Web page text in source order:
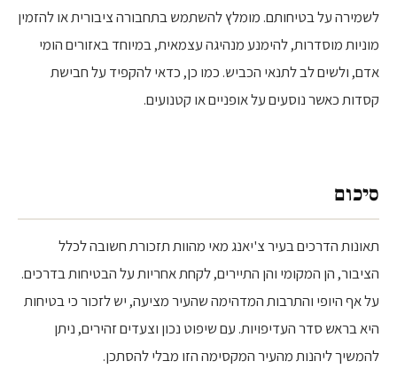
לשמירה על בטיחותם. מומלץ להשתמש בתחבורה ציבורית או להזמין
מוניות מוסדרות, להימנע מנהיגה עצמאית, במיוחד באזורים הומי
אדם, ולשים לב לתנאי הכביש. כמו כן, כדאי להקפיד על חבישת
קסדות כאשר נוסעים על אופניים או קטנועים.
סיכום
תאונות הדרכים בעיר צ'יאנג מאי מהוות תזכורת חשובה לכלל
הציבור, הן המקומי והן התיירים, לקחת אחריות על הבטיחות בדרכים.
על אף היופי והתרבות המדהימה שהעיר מציעה, יש לזכור כי בטיחות
היא בראש סדר העדיפויות. עם שיפוט נכון וצעדים זהירים, ניתן
להמשיך ליהנות מהעיר המקסימה הזו מבלי להסתכן.